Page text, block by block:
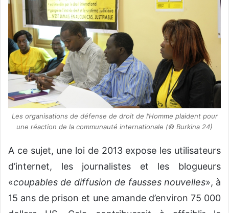
Les organisations de défense de droit de l’Homme plaident pour
une réaction de la communauté internationale (© Burkina 24)
A ce sujet, une loi de 2013 expose les utilisateurs
d’internet, les journalistes et les blogueurs
«coupables de diffusion de fausses nouvelles», à
15 ans de prison et une amande d’environ 75 000